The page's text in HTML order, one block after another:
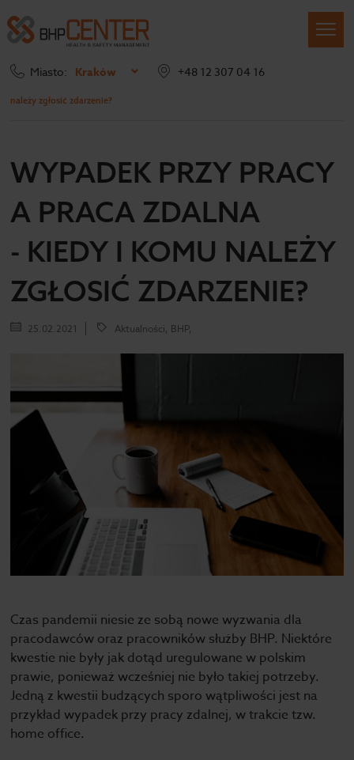
Miasto: Kraków +48 12 307 04 16
należy zgłosić zdarzenie?
WYPADEK PRZY PRACY
A PRACA ZDALNA
- KIEDY I KOMU NALEŻY
ZGŁOSIĆ ZDARZENIE?
25.02.2021 Aktualności, BHP,
Czas pandemii niesie ze sobą nowe wyzwania dla
pracodawców oraz pracowników służby BHP. Niektóre
kwestie nie były jak dotąd uregulowane w polskim
prawie, ponieważ wcześniej nie było takiej potrzeby.
Jedną z kwestii budzących sporo wątpliwości jest na
przykład wypadek przy pracy zdalnej, w trakcie tzw.
home office.